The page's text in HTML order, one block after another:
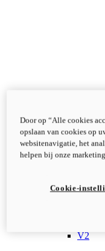
V2
Door op “Alle cookies
opslaan van cookies op
websitenavigatie, het
helpen bij onze
Cookie-